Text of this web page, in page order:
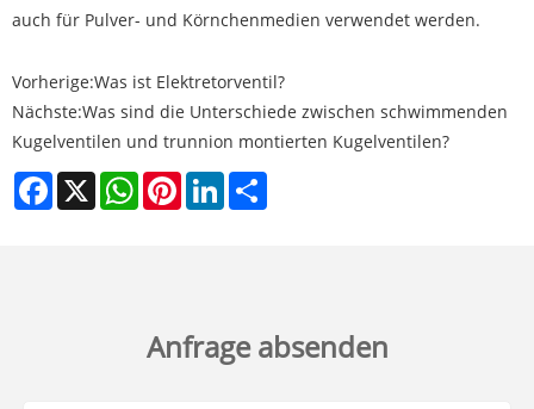
auch für Pulver- und Körnchenmedien verwendet werden.
Vorherige:Was ist Elektretorventil?
Nächste:Was sind die Unterschiede zwischen schwimmenden
Kugelventilen und trunnion montierten Kugelventilen?
Facebook
X WhatsAppPinterestLinkedIn
Anfrage absenden